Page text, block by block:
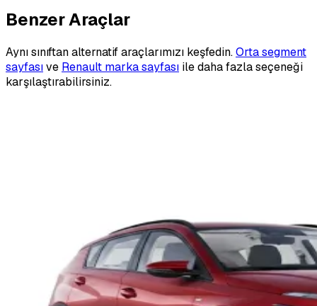
Benzer Araçlar
Aynı sınıftan alternatif araçlarımızı keşfedin.Orta segment
sayfasıve Renault marka sayfası ile daha fazla seçeneği
karşılaştırabilirsiniz.